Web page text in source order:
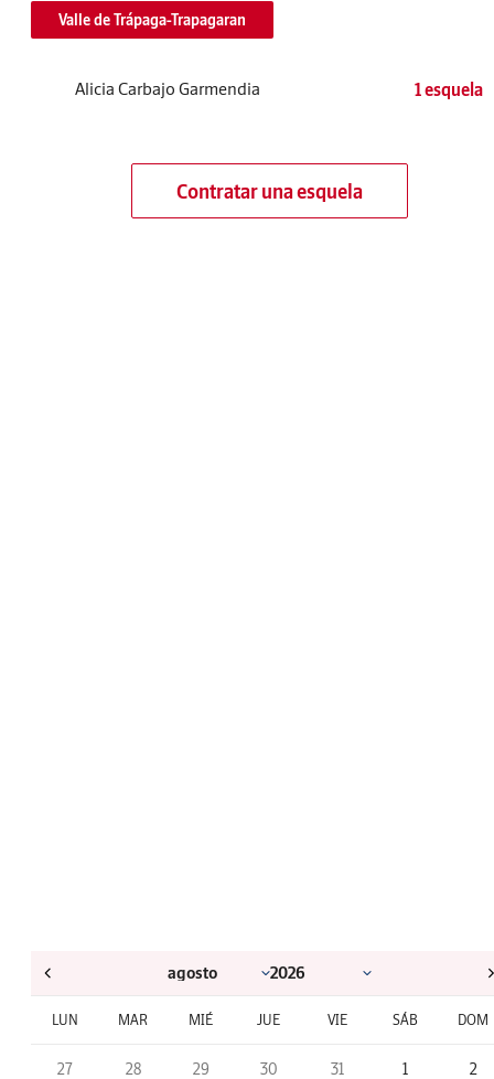
Valle de Trápaga-Trapagaran
Alicia Carbajo Garmendia 1 esquela
Contratar una esquela
LUN MAR MIÉ JUE VIE SÁB DOM
27 28 29 30 31 1 2